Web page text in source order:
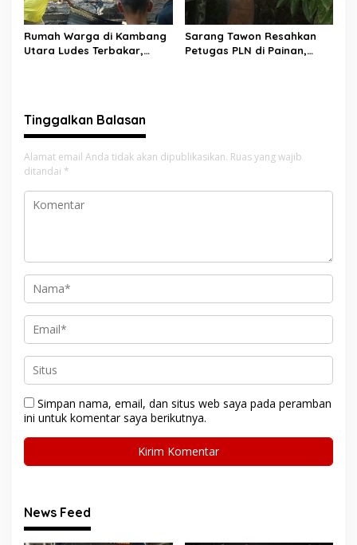
Rumah Warga di Kambang
Utara Ludes Terbakar,
Sarang Tawon Resahkan
Petugas PLN di Painan,
Tinggalkan Balasan
Alamat email Anda tidak akan dipublikasikan. Ruas yang wajib
ditandai *
Simpan nama, email, dan situs web saya pada peramban
ini untuk komentar saya berikutnya.
News Feed